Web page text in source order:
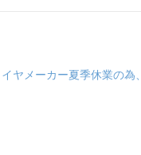
ヤメーカー夏季休業の為、